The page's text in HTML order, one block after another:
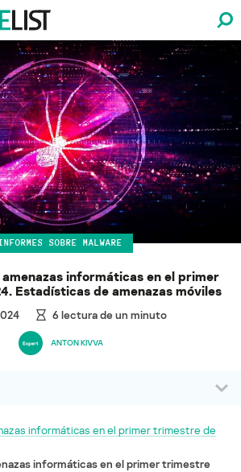
INFORMES SOBRE MALWARE
amenazas informáticas en el primer
Estadísticas de amenazas móviles
6 lectura de un minuto
ANTON KIVVA
informáticas en el primer trimestre de
informáticas en el primer trimestre